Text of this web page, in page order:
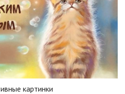
картинки